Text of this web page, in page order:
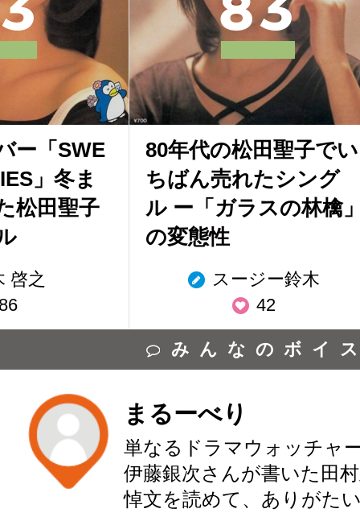
3
ー「SWE
」冬ま
松田聖子
啓之
83
80年代の松田聖子でい
ちばん売れたシング
ル ー「ガラスの林檎
の変態性
スージー鈴木
42
みんなのボイ
まるーべり
単なるドラマウォッチャ
伊藤銀次さんが書いた田
悼文を読めて、ありがた